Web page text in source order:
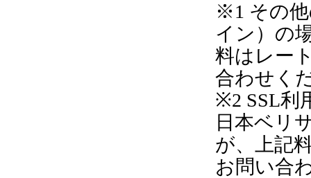
※1 その
イン）の
料はレー
合わせく
※2 SSL利
日本ベリ
が、上記
お問い合